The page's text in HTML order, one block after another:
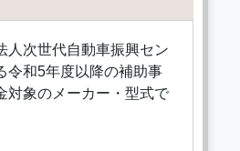
人次世代自動車振興セン
令和5年度以降の補助事
対象のメーカー・型式で